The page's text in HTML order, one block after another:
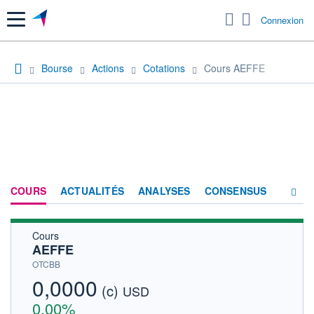
Menu Connexion
Bourse Actions Cotations Cours AEFFE
COURS ACTUALITÉS ANALYSES CONSENSUS
Cours
AEFFE
OTCBB
0,0000 (c) USD
0,00%